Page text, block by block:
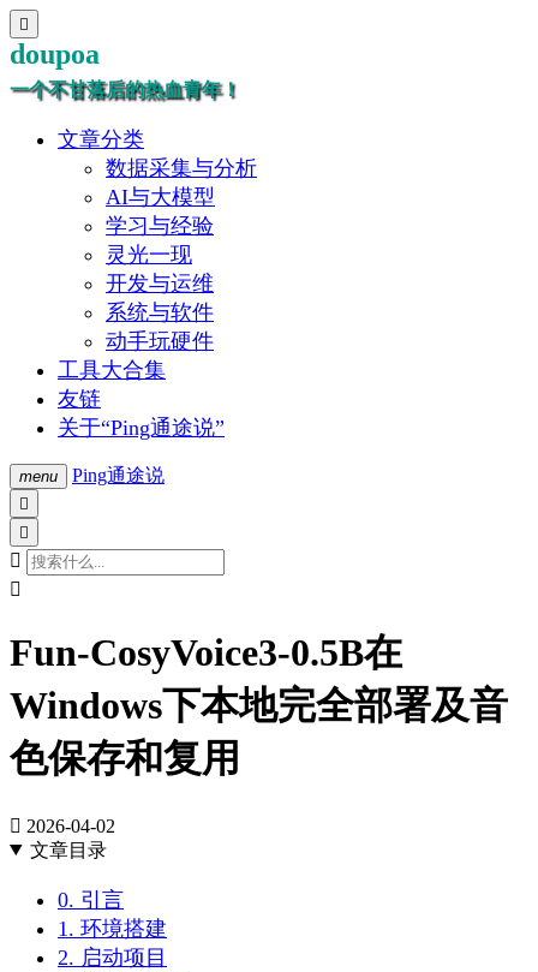

doupoa
一个不甘落后的热血青年！
文章分类
数据采集与分析
AI与大模型
学习与经验
灵光一现
开发与运维
系统与软件
动手玩硬件
工具大合集
友链
关于“Ping通途说”
menu Ping通途说




Fun-CosyVoice3-0.5B在
Windows下本地完全部署及音
色保存和复用
 2026-04-02
文章目录
0. 引言
1. 环境搭建
2. 启动项目